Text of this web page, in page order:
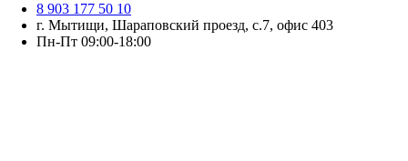
8 903 177 50 10
г. Мытищи, Шараповский проезд, с.7, офис 403
Пн-Пт 09:00-18:00